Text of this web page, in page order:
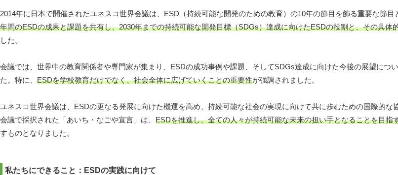
2014年に日本で開催されたユネスコ世界会議は、ESD（持続可能な開発のための教育）の10年の節目を飾る重要な節目
年間のESDの成果と課題を共有し、2030年までの持続可能な開発目標（SDGs）達成に向けたESDの役割と、その具体
した。
会議では、世界中の教育関係者や専門家が集まり、ESDの成功事例や課題、そしてSDGs達成に向けた今後の展望につ
た。特に、 ESDを学校教育だけでなく、社会全体に広げていくことの重要性が強調されました。
ユネスコ世界会議は、ESDの更なる発展に向けた機運を高め、持続可能な社会の実現に向けて共に歩むための国際的な
会議で採択された「あいち・なごや宣言」は、 ESDを推進し、全ての人々が持続可能な未来の担い手となることを目指
すものとなりました。
私たちにできること：ESDの実践に向けて